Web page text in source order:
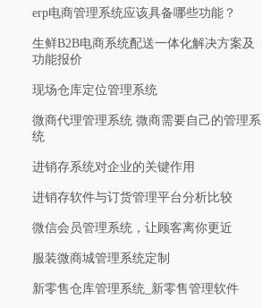
erp电商管理系统应该具备哪些功能？
生鲜B2B电商系统配送一体化解决方案及
功能报价
现场仓库定位管理系统
微商代理管理系统 微商需要自己的管理系
统
进销存系统对企业的关键作用
进销存软件与订货管理平台分析比较
微信会员管理系统，让顾客离你更近
服装微商城管理系统定制
新零售仓库管理系统_新零售管理软件